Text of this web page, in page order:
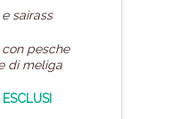
sairass
pesche
di meliga